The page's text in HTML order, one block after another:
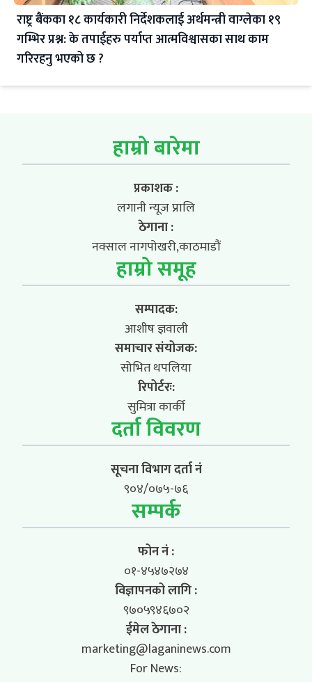
राष्ट्र बैंकका १८ कार्यकारी निर्देशकलाई अर्थमन्त्री वाग्लेका १९
गम्भिर प्रश्न: के तपाईहरु पर्याप्त आत्मविश्वासका साथ काम
गरिरहनु भएको छ ?
हाम्रो बारेमा
प्रकाशक :
लगानी न्यूज प्रालि
ठेगाना :
नक्साल नागपोखरी,काठमाडौं
हाम्रो समूह
सम्पादक:
आशीष ज्ञवाली
समाचार संयोजक:
सोभित थपलिया
रिपोर्टरः:
सुमित्रा कार्की
दर्ता विवरण
सूचना विभाग दर्ता नं
९०४/०७५-७६
सम्पर्क
फोन नं :
०१-४५४७२७४
विज्ञापनको लागि :
९७०५९४६७०२
ईमेल ठेगाना :
marketing@laganinews.com
For News: